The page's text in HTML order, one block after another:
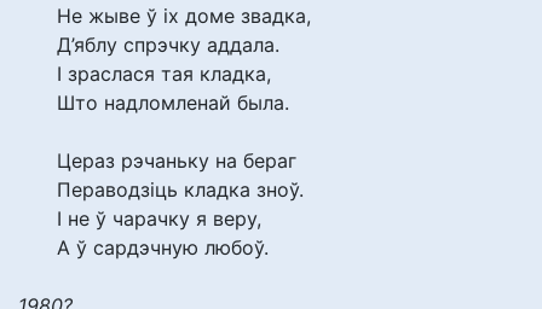
Не жыве ў іх доме звадка,
Д’яблу спрэчку аддала.
І зраслася тая кладка,
Што надломленай была.
Цераз рэчаньку на бераг
Пераводзіць кладка зноў.
І не ў чарачку я веру,
А ў сардэчную любоў.